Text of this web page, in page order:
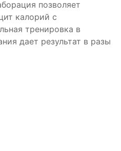
позволяет
калорий с
тренировка в
дает результат в разы